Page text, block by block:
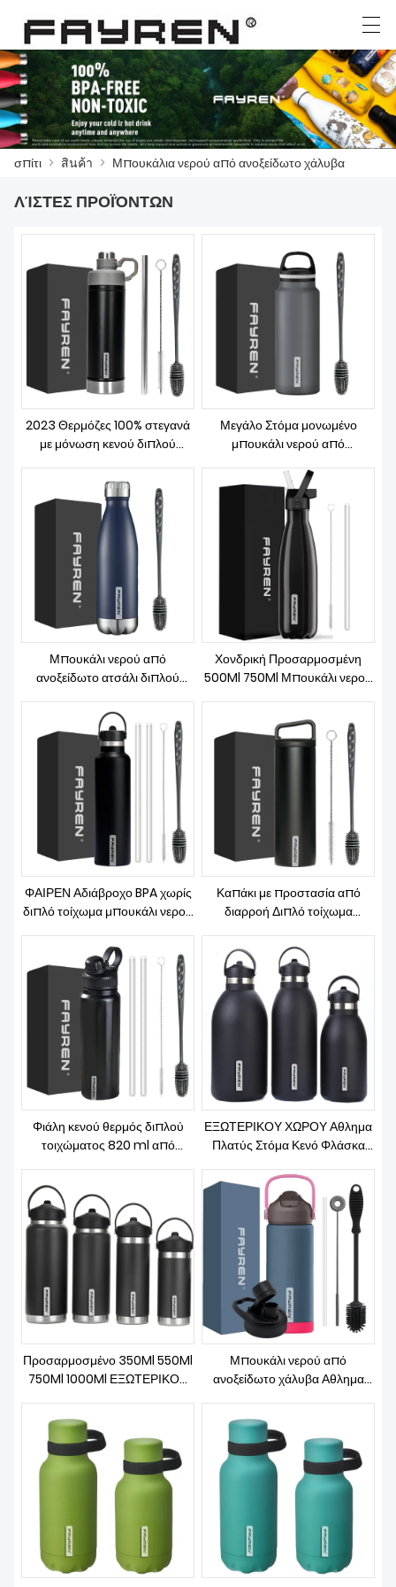
ΥΠΌΘΕΣΗ
ΤΟ ΕΡΓΟΣΤΆΣΙΟ
ΕΠΙΚΟΙΝΩΝΉΣΤΕ ΜΑΖΊ ΜΑΣ
ΣΧΕΤΙΚΆ ΜΕ ΕΜΆΣ
العربية Deutsch Ελληνική γλώσσα English
σπίτι > สินค้า > Μπουκάλια νερού από ανοξείδωτο χάλυβα
ΛΊΣΤΕΣ ΠΡΟΪΌΝΤΩΝ
2023 Θερμόζες 100% στεγανά
με μόνωση κενού διπλού
χάλυβα αναρρίχησης
Μπουκάλια νερού για ποτό
Θερμώσεις Περιοδεία
Μεγάλο Στόμα μονωμένο
μπουκάλι νερού από
Κενό Φλάσκα Μπουκάλι
αθλητικών ποτών Διατηρήστε
το κρύο και ζεστό
Μπουκάλι νερού από
ανοξείδωτο ατσάλι διπλού
θερμική μόνωση 350ml 500ml
750ml Σχήμα Δένδρο των
τροπικών
Χονδρική Προσαρμοσμένη
500Ml 750Ml Μπουκάλι νερού
τοιχώματος από ανοξείδωτο
χάλυβα Αθλημα Κοκ Δένδρο
των τροπικών
ΦΑΙΡΕΝ Αδιάβροχο BPA χωρίς
διπλό τοίχωμα μπουκάλι νερού
στόμα με ηλεκτρική σκούπα με
μόνωση με καπάκι στομίου
Καπάκι με προστασία από
διαρροή Διπλό τοίχωμα
ανοξείδωτο χάλυβα με μόνωση
κενού Αθλητικό μπουκάλι
πόσιμου νερού με λαβή
Φιάλη κενού θερμός διπλού
τοιχώματος 820 ml από
μονωμένο πλατύ στόμα
αθλητικό μπουκάλι νερού
ΕΞΩΤΕΡΙΚΟΥ ΧΩΡΟΥ Αθλημα
Πλατύς Στόμα Κενό Φλάσκα
χωρητικότητας Διπλού Τοίχου
Μπουκάλι Νερού από
ανοξείδωτο ατσάλι
Προσαρμοσμένο 350Ml 550Ml
750Ml 1000Ml ΕΞΩΤΕΡΙΚΟΥ
ατσάλι μεγάλης χωρητικότητας
Μεταλλικό μπουκάλι νερού
μονωμένο μπουκάλι νερού με
λαβή
Μπουκάλι νερού από
ανοξείδωτο χάλυβα Αθλημα
διπλού τοίχου